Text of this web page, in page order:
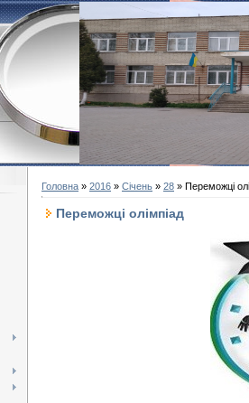
Головна » 2016 » Січень » 28 » Переможці
Переможці олімпіад